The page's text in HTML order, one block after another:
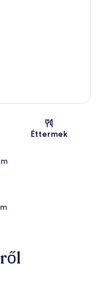
Éttermek